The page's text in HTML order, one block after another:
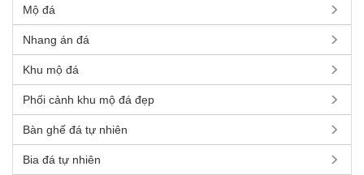
Mộ đá
Nhang án đá
Khu mộ đá
Phối cảnh khu mộ đá đẹp
Bàn ghế đá tự nhiên
Bia đá tự nhiên